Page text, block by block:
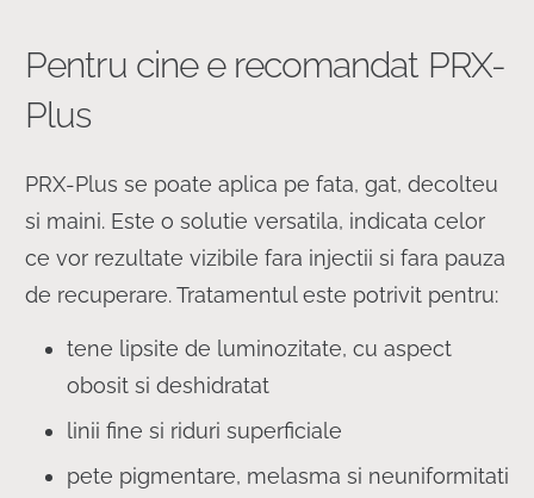
Pentru cine e recomandat PRX-
Plus
PRX-Plus se poate aplica pe fata, gat, decolteu
si maini. Este o solutie versatila, indicata celor
ce vor rezultate vizibile fara injectii si fara pauza
de recuperare. Tratamentul este potrivit pentru:
tene lipsite de luminozitate, cu aspect
obosit si deshidratat
linii fine si riduri superficiale
pete pigmentare, melasma si neuniformitati